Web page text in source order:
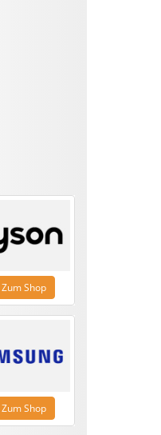
Zum Shop
Zum Shop